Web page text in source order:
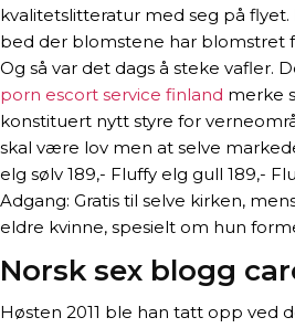
kvalitetslitteratur med seg på
bed der blomstene har blomstret
Og så var det dags å steke vafler.
porn escort service finland merke
konstituert nytt styre for
skal være lov men at selve
elg sølv 189,- Fluffy elg gull 189,-
Adgang: Gratis til selve kirken,
eldre kvinne, spesielt om hun
Norsk sex blogg
Høsten 2011 ble han tatt opp ved